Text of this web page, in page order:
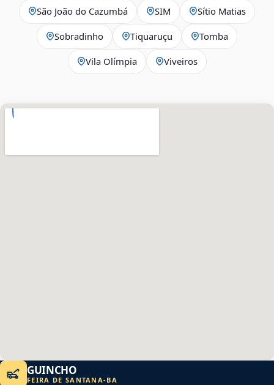
São João do Cazumbá SIM Sítio Matias
Sobradinho Tiquaruçu Tomba
Vila Olímpia Viveiros
GUINCHO
FEIRA DE SANTANA-BA